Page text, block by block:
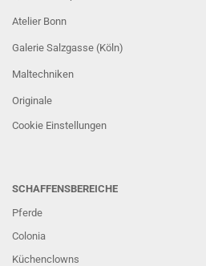
Atelier Bonn
Galerie Salzgasse (Köln)
Maltechniken
Originale
Cookie Einstellungen
SCHAFFENSBEREICHE
Pferde
Colonia
Küchenclowns